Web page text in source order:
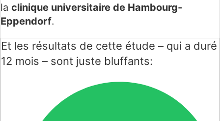
la clinique universitaire de Hambourg-
Eppendorf.
Et les résultats de cette étude – qui a duré
12 mois – sont juste bluffants: